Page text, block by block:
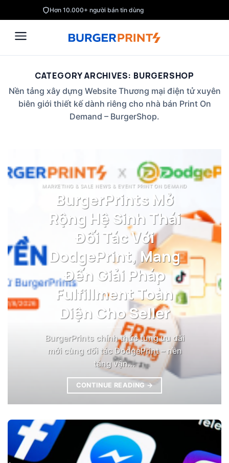
to
content
Hơn 10.000+ người bán tin dùng
CATEGORY ARCHIVES: BURGERSHOP
Nền tảng xây dựng Website Thương mại điện tử xuyên
biên giới thiết kế dành riêng cho nhà bán Print On
Demand – BurgerShop.
MARKETING & SALE NEWS & EVENT PRINT ON DEMAND
BurgerPrints Mở
Rộng Hệ Sinh Thái
Đối Tác Với
DodgePrint, Mang
Đến Giải Pháp
Fulfillment Toàn
Diện Cho Seller
BurgerPrints chính thức tung ưu đãi
mới cùng đối tác DodgePrint – nền
tảng vận...
CONTINUE READING →